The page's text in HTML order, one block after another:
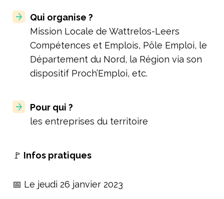
Qui organise ?
Mission Locale de Wattrelos-Leers
Compétences et Emplois, Pôle Emploi, le
Département du Nord, la Région via son
dispositif Proch’Emploi, etc.
Pour qui ?
les entreprises du territoire
🚩 Infos pratiques
📅 Le jeudi 26 janvier 2023